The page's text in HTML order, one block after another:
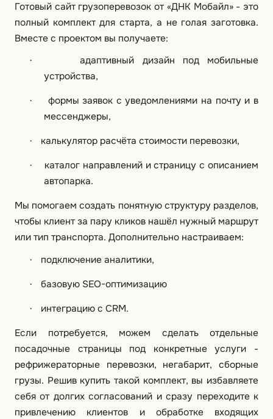
Готовый сайт грузоперевозок от «ДНК Мобайл» - это
полный комплект для старта, а не голая заготовка.
Вместе с проектом вы получаете:
·
адаптивный дизайн под мобильные
устройства,
·
формы заявок с уведомлениями на почту и в
мессенджеры,
· калькулятор расчёта стоимости перевозки,
·
каталог направлений и страницу с описанием
автопарка.
Мы помогаем создать понятную структуру разделов,
чтобы клиент за пару кликов нашёл нужный маршрут
или тип транспорта. Дополнительно настраиваем:
· подключение аналитики,
· базовую SEO-оптимизацию
·
интеграцию с CRM.
Если потребуется, можем сделать отдельные
посадочные страницы под конкретные услуги -
рефрижераторные перевозки, негабарит, сборные
грузы. Решив купить такой комплект, вы избавляете
себя от долгих согласований и сразу переходите к
привлечению клиентов и обработке входящих